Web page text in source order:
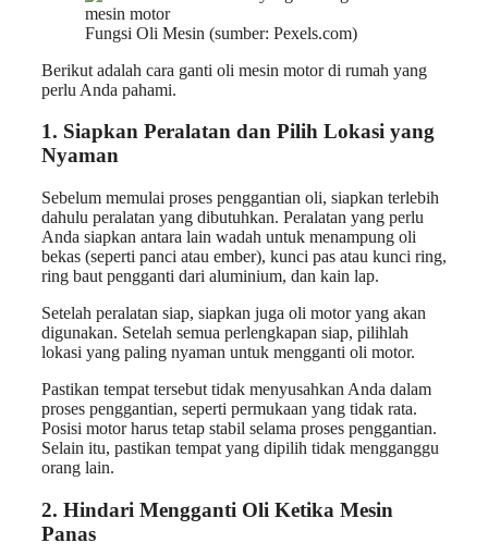
Fungsi Oli Mesin (sumber: Pexels.com)
Berikut adalah cara ganti oli mesin motor di rumah yang
perlu Anda pahami.
1. Siapkan Peralatan dan Pilih Lokasi yang
Nyaman
Sebelum memulai proses penggantian oli, siapkan terlebih
dahulu peralatan yang dibutuhkan. Peralatan yang perlu
Anda siapkan antara lain wadah untuk menampung oli
bekas (seperti panci atau ember), kunci pas atau kunci ring,
ring baut pengganti dari aluminium, dan kain lap.
Setelah peralatan siap, siapkan juga oli motor yang akan
digunakan. Setelah semua perlengkapan siap, pilihlah
lokasi yang paling nyaman untuk mengganti oli motor.
Pastikan tempat tersebut tidak menyusahkan Anda dalam
proses penggantian, seperti permukaan yang tidak rata.
Posisi motor harus tetap stabil selama proses penggantian.
Selain itu, pastikan tempat yang dipilih tidak mengganggu
orang lain.
2. Hindari Mengganti Oli Ketika Mesin
Panas